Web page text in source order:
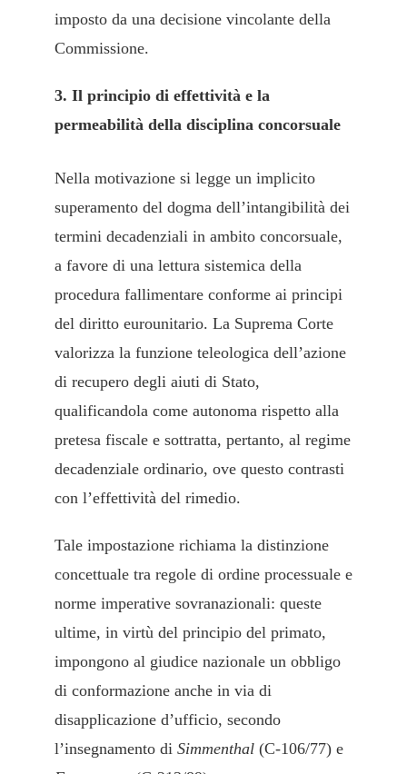
imposto da una decisione vincolante della
Commissione.
3. Il principio di effettività e la
permeabilità della disciplina concorsuale
Nella motivazione si legge un implicito
superamento del dogma dell’intangibilità dei
termini decadenziali in ambito concorsuale,
a favore di una lettura sistemica della
procedura fallimentare conforme ai principi
del diritto eurounitario. La Suprema Corte
valorizza la funzione teleologica dell’azione
di recupero degli aiuti di Stato,
qualificandola come autonoma rispetto alla
pretesa fiscale e sottratta, pertanto, al regime
decadenziale ordinario, ove questo contrasti
con l’effettività del rimedio.
Tale impostazione richiama la distinzione
concettuale tra regole di ordine processuale e
norme imperative sovranazionali: queste
ultime, in virtù del principio del primato,
impongono al giudice nazionale un obbligo
di conformazione anche in via di
disapplicazione d’ufficio, secondo
l’insegnamento di Simmenthal (C-106/77) e